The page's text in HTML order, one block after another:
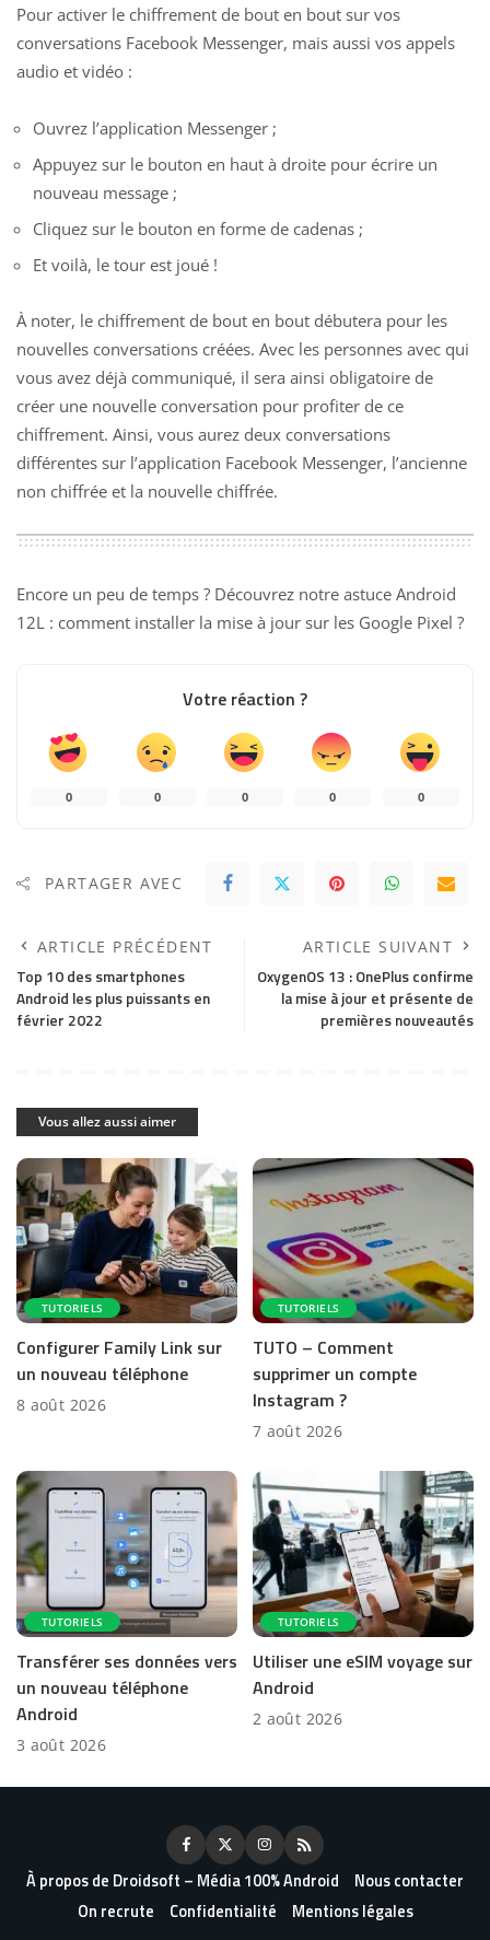
Pour activer le chiffrement de bout en bout sur vos
conversations Facebook Messenger, mais aussi vos appels
audio et vidéo :
Ouvrez l’application Messenger ;
Appuyez sur le bouton en haut à droite pour écrire un
nouveau message ;
Cliquez sur le bouton en forme de cadenas ;
Et voilà, le tour est joué !
À noter, le chiffrement de bout en bout débutera pour les
nouvelles conversations créées. Avec les personnes avec qui
vous avez déjà communiqué, il sera ainsi obligatoire de
créer une nouvelle conversation pour profiter de ce
chiffrement. Ainsi, vous aurez deux conversations
différentes sur l’application Facebook Messenger, l’ancienne
non chiffrée et la nouvelle chiffrée.
Encore un peu de temps ? Découvrez notre astuce Android
12L : comment installer la mise à jour sur les Google Pixel ?
Votre réaction ?
0 0 0 0 0
PARTAGER AVEC
ARTICLE PRÉCÉDENT
Top 10 des smartphones
Android les plus puissants en
février 2022
ARTICLE SUIVANT
OxygenOS 13 : OnePlus confirme
la mise à jour et présente de
premières nouveautés
Vous allez aussi aimer
TUTORIELS
Configurer Family Link sur
un nouveau téléphone
8 août 2026
TUTORIELS
TUTO – Comment
supprimer un compte
Instagram ?
7 août 2026
TUTORIELS
Transférer ses données vers
un nouveau téléphone
Android
3 août 2026
TUTORIELS
Utiliser une eSIM voyage sur
Android
2 août 2026
À propos de Droidsoft – Média 100% Android
Nous contacter
On recrute
Confidentialité Mentions légales